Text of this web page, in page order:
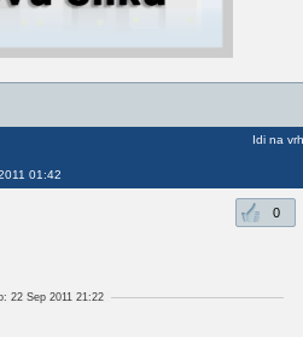
01:42
Idi na vrh
0
22 Sep 2011 21:22